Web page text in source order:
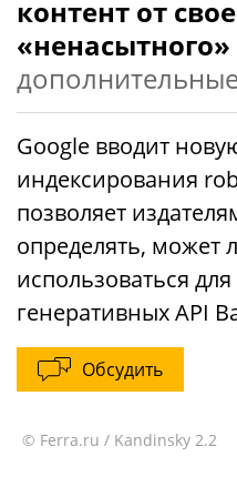
контент от
Google вводит
индексирования
позволяет
определять, может
использоваться
генеративных API
Обсудить
© Ferra.ru / Kandinsky 2.2